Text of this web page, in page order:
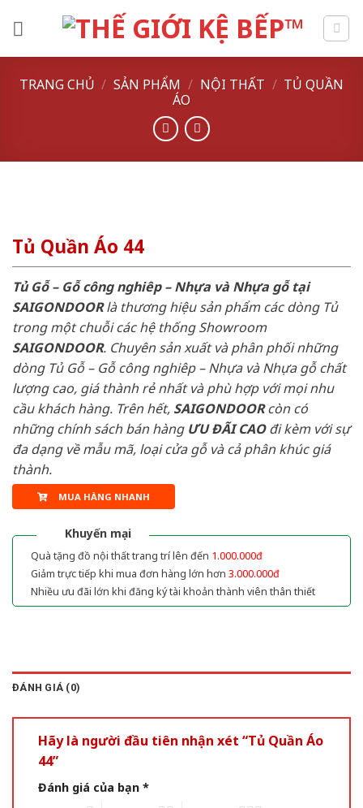
TRANG CHỦ / SẢN PHẨM / NỘI THẤT / TỦ QUẦN
ÁO
Tủ Quần Áo 44
Tủ Gỗ – Gỗ công nghiêp – Nhựa và Nhựa gỗ tại
SAIGONDOORlà thương hiệu sản phẩm các dòng Tủ
trong một chuỗi các hệ thống Showroom
SAIGONDOOR. Chuyên sản xuất và phân phối những
dòng Tủ Gỗ – Gỗ công nghiêp – Nhựa và Nhựa gỗ chất
lượng cao, giá thành rẻ nhất và phù hợp với mọi nhu
cầu khách hàng. Trên hết, SAIGONDOORcòn có
những chính sách bán hàng ƯU ĐÃI CAOđi kèm với sự
đa dạng về mẫu mã, loại cửa gỗ và cả phân khúc giá
thành.
MUA HÀNG NHANH
Khuyến mại
Quà tặng đồ nội thất trang trí lên đến 1.000.000đ
Giảm trực tiếp khi mua đơn hàng lớn hơn 3.000.000đ
Nhiều ưu đãi lớn khi đăng ký tài khoản thành viên thân thiết
ĐÁNH GIÁ (0)
Hãy là người đầu tiên nhận xét “Tủ Quần Áo
44”
Đánh giá của bạn *